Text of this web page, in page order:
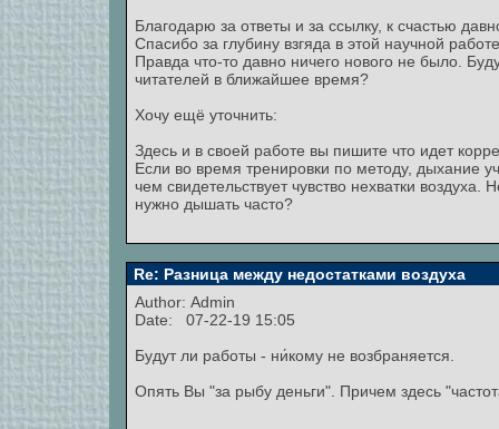
Благодарю за ответы и за ссылку, к счастью
Спасибо за глубину взгяда в этой научной
Правда что-то давно ничего нового не было.
читателей в ближайшее время?
Хочу ещё уточнить:
Здесь и в своей работе вы пишите что идет
Если во время тренировки по методу, дыхание
чем свидетельствует чувство нехватки
нужно дышать часто?
Re: Разница между недостатками воздуха
Author: Admin
Date: 07-22-19 15:05
Будут ли работы - ни́кому не возбраняется.
Опять Вы "за рыбу деньги". Причем здесь